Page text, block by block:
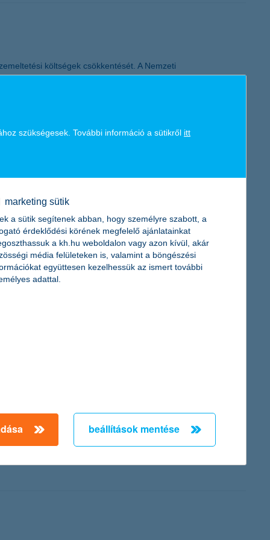
költségek csökkentését. A Nemzeti
számára elérhető egy kifejezetten ezt a célt szolgáló
miatt azonban egyre kevésbé tudnak támaszkodni a
váratlan viharok, árvizek és egyéb természeti katasztrófák.
A fiatal képzőművészek számára meghirdetett legújabb
darab műtárgyat is megvásárol az ösztöndíjra pályázó
szükségesek. További információ a sütikről itt
marketing sütik
a sütik segítenek abban, hogy személyre szabott, a
érdeklődési körének megfelelő ajánlatainkat
a kh.hu weboldalon vagy azon kívül, akár
média felületeken is, valamint a böngészési
együttesen kezelhessük az ismert további
adattal.
beállítások mentése